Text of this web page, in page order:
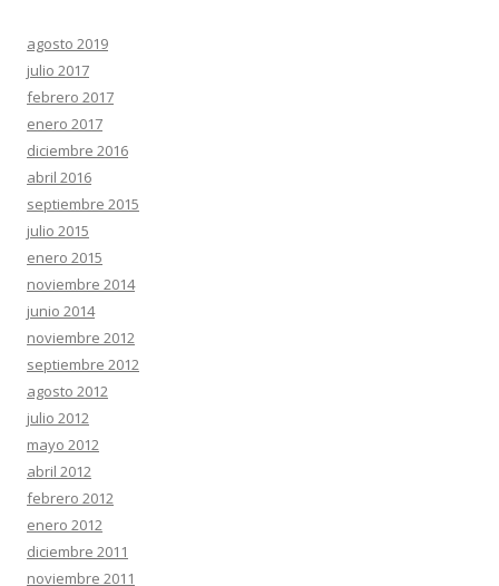
agosto 2019
julio 2017
febrero 2017
enero 2017
diciembre 2016
abril 2016
septiembre 2015
julio 2015
enero 2015
noviembre 2014
junio 2014
noviembre 2012
septiembre 2012
agosto 2012
julio 2012
mayo 2012
abril 2012
febrero 2012
enero 2012
diciembre 2011
noviembre 2011